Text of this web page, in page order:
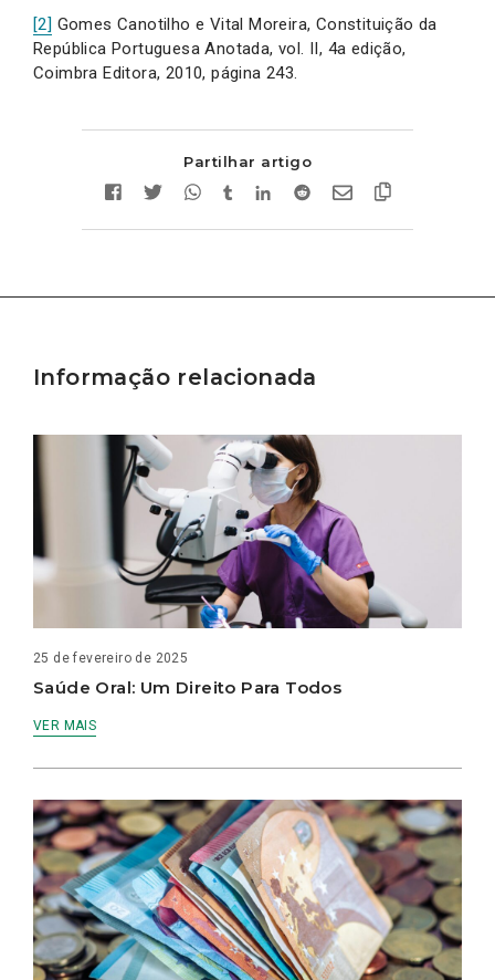
[2] Gomes Canotilho e Vital Moreira, Constituição da
República Portuguesa Anotada, vol. II, 4a edição,
Coimbra Editora, 2010, página 243.
Partilhar artigo
Informação relacionada
25 de fevereiro de 2025
Saúde Oral: Um Direito Para Todos
VER MAIS